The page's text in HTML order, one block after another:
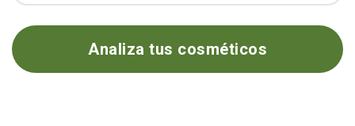
Analiza tus cosméticos